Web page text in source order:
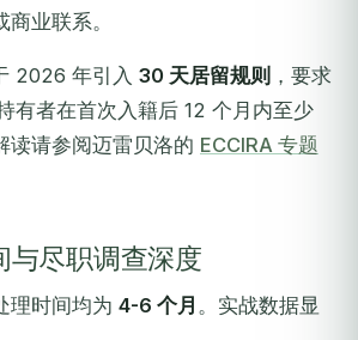
业联系。
2026 年引入 30 天居留规则 ，要求
有者在首次入籍后 12 个月内至少
读请参阅迈雷贝洛的 ECCIRA 专题
与尽职调查深度
理时间均为 4-6 个月 。实战数据显